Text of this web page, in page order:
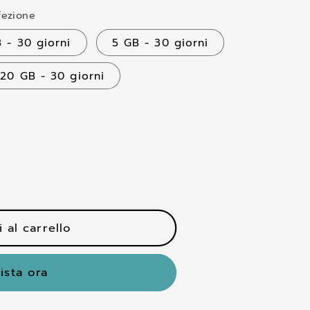
- 30 giorni 5 GB - 30 giorni
20 GB - 30 giorni
al carrello
ora